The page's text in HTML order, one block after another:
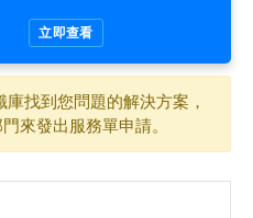
找到您問題的解決方案，
來發出服務單申請。
立即查看